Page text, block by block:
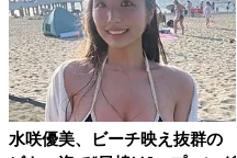
水咲優美、ビーチ映え抜群の